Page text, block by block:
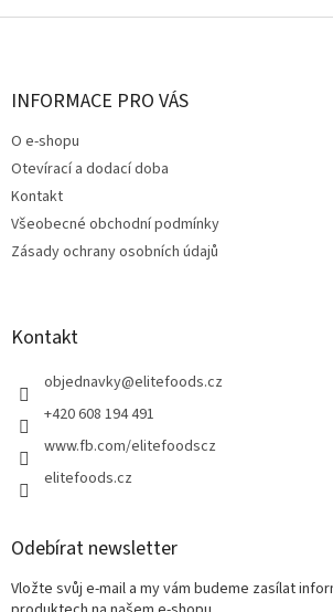
Z
INFORMACE PRO VÁS
O e-shopu
Otevírací a dodací doba
Kontakt
Všeobecné obchodní podmínky
Zásady ochrany osobních údajů
Kontakt
objednavky@elitefoods.cz
+420 608 194 491
www.fb.com/elitefoodscz
elitefoods.cz
Odebírat newsletter
Vložte svůj e-mail a my vám budeme zasílat